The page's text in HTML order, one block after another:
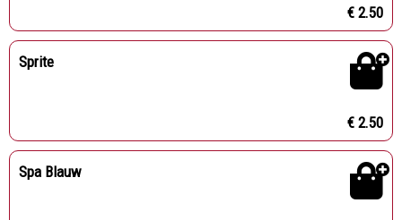
€ 2.50
Sprite
€ 2.50
Spa Blauw